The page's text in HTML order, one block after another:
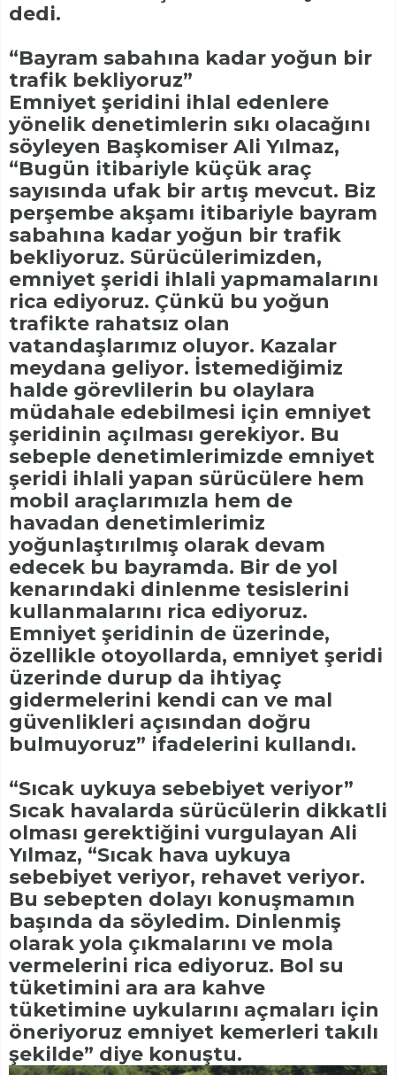
dedi.
“Bayram sabahına kadar yoğun bir
trafik bekliyoruz”
Emniyet şeridini ihlal edenlere
yönelik denetimlerin sıkı olacağını
söyleyen Başkomiser Ali Yılmaz,
“Bugün itibariyle küçük araç
sayısında ufak bir artış mevcut. Biz
perşembe akşamı itibariyle bayram
sabahına kadar yoğun bir trafik
bekliyoruz. Sürücülerimizden,
emniyet şeridi ihlali yapmamalarını
rica ediyoruz. Çünkü bu yoğun
trafikte rahatsız olan
vatandaşlarımız oluyor. Kazalar
meydana geliyor. İstemediğimiz
halde görevlilerin bu olaylara
müdahale edebilmesi için emniyet
şeridinin açılması gerekiyor. Bu
sebeple denetimlerimizde emniyet
şeridi ihlali yapan sürücülere hem
mobil araçlarımızla hem de
havadan denetimlerimiz
yoğunlaştırılmış olarak devam
edecek bu bayramda. Bir de yol
kenarındaki dinlenme tesislerini
kullanmalarını rica ediyoruz.
Emniyet şeridinin de üzerinde,
özellikle otoyollarda, emniyet şeridi
üzerinde durup da ihtiyaç
gidermelerini kendi can ve mal
güvenlikleri açısından doğru
bulmuyoruz” ifadelerini kullandı.
“Sıcak uykuya sebebiyet veriyor”
Sıcak havalarda sürücülerin dikkatli
olması gerektiğini vurgulayan Ali
Yılmaz, “Sıcak hava uykuya
sebebiyet veriyor, rehavet veriyor.
Bu sebepten dolayı konuşmamın
başında da söyledim. Dinlenmiş
olarak yola çıkmalarını ve mola
vermelerini rica ediyoruz. Bol su
tüketimini ara ara kahve
tüketimine uykularını açmaları için
öneriyoruz emniyet kemerleri takılı
şekilde” diye konuştu.